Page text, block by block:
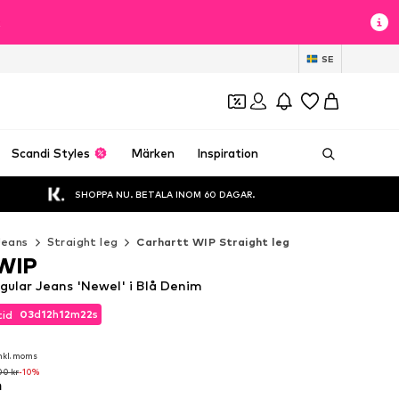
SE
Scandi Styles Märken Inspiration
SHOPPA NU. BETALA INOM 60 DAGAR.
Straight leg Carhartt WIP Straight leg
03d12h12m20s
moms
kr-10%
03d12h12m20s
moms
kr
Jeans 'Newel' i Blå Denim